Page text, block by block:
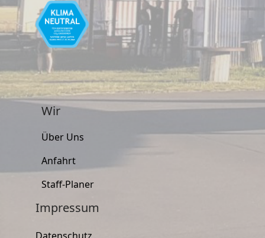
Wir
Über Uns
Anfahrt
Staff-Planer
Impressum